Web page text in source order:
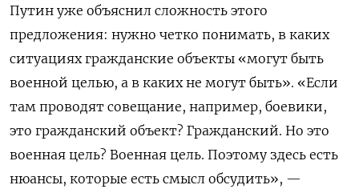
Путин уже объяснил сложность этого
предложения: нужно четко понимать, в каких
ситуациях гражданские объекты «могут быть
военной целью, а в каких не могут быть». «Если
там проводят совещание, например, боевики,
это гражданский объект? Гражданский. Но это
военная цель? Военная цель. Поэтому здесь есть
нюансы, которые есть смысл обсудить», —